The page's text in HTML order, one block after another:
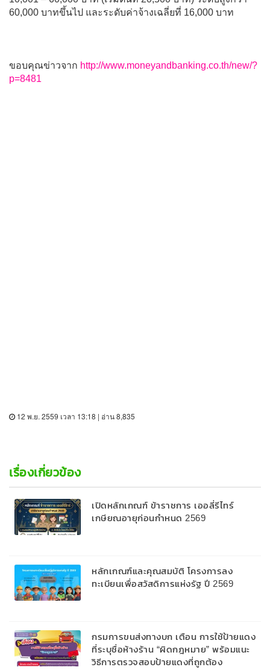
60,000 บาทขึ้นไป และระดับค่าจ้างเฉลี่ยที่ 16,000 บาท
ขอบคุณข่าวจาก http://www.moneyandbanking.co.th/new/?
p=8481
12 พ.ย. 2559 เวลา 13:18 | อ่าน 8,835
เรื่องเกี่ยวข้อง
เปิดหลักเกณฑ์ ข้าราชการ เออลี่รีไทร์
เกษียณอายุก่อนกำหนด 2569
หลักเกณฑ์และคุณสมบัติ โครงการลง
ทะเบียนเพื่อสวัสดิการแห่งรัฐ ปี 2569
กรมการขนส่งทางบก เตือน การใช้ป้ายแดง
ที่ระบุชื่อห้างร้าน “ผิดกฎหมาย” พร้อมแนะ
วิธีการตรวจสอบป้ายแดงที่ถูกต้อง